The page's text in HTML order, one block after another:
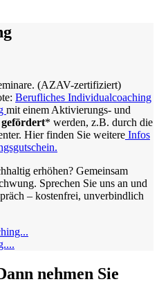
(AZAV-zertifiziert)
Berufliches Individualcoaching
mit einem Aktivierungs- und
* werden, z.B. durch die
Hier finden Sie weitere Infos
erhöhen? Gemeinsam
Sprechen Sie uns an und
– kostenfrei, unverbindlich
nehmen Sie